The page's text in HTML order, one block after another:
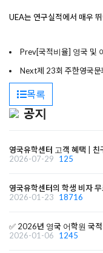
UEA는 연구실적에서 매우
Prev[국적비율] 영국 및
Next제 23회 주한영국문
목록
공지
영국유학센터 고객 혜택 | 친
2026-07-29
125
영국유학센터의 학생 비자
2026-01-23
18716
✅ 2026년 영국 어학원 국
2026-01-06
1245